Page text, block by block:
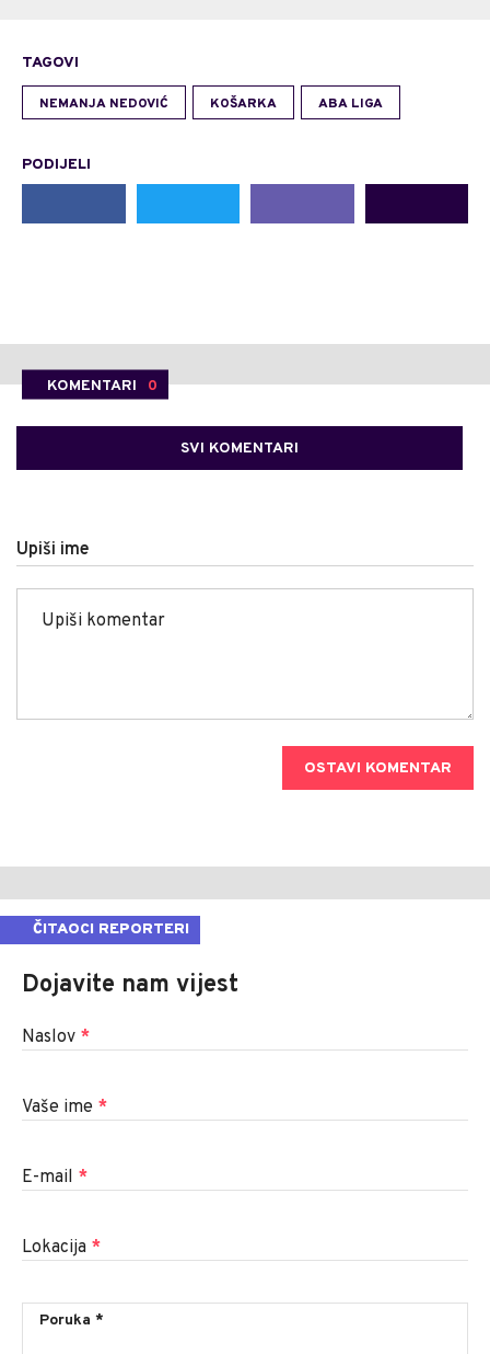
TAGOVI
NEMANJA NEDOVIĆ KOŠARKA ABA LIGA
PODIJELI
KOMENTARI 0
SVI KOMENTARI
Upiši ime
OSTAVI KOMENTAR
ČITAOCI REPORTERI
Dojavite nam vijest
Naslov *
Vaše ime *
E-mail *
Lokacija *